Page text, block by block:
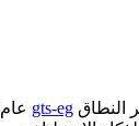
النطاق gts-eg عام